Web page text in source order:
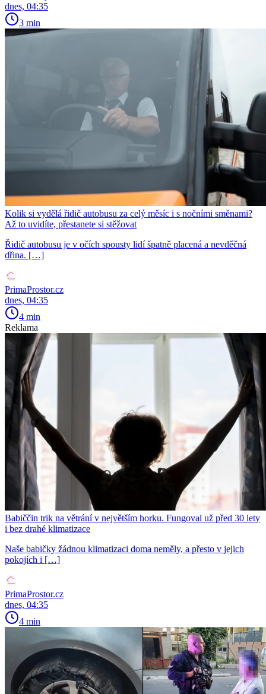
dnes, 04:35
3 min
Kolik si vydělá řidič autobusu za celý měsíc i s nočními směnami?
Až to uvidíte, přestanete si stěžovat
Řidič autobusu je v očích spousty lidí špatně placená a nevděčná
dřina. […]
PrimaProstor.cz
dnes, 04:35
4 min
Reklama
Babiččin trik na větrání v největším horku. Fungoval už před 30 lety
i bez drahé klimatizace
Naše babičky žádnou klimatizaci doma neměly, a přesto v jejich
pokojích i […]
PrimaProstor.cz
dnes, 04:35
4 min